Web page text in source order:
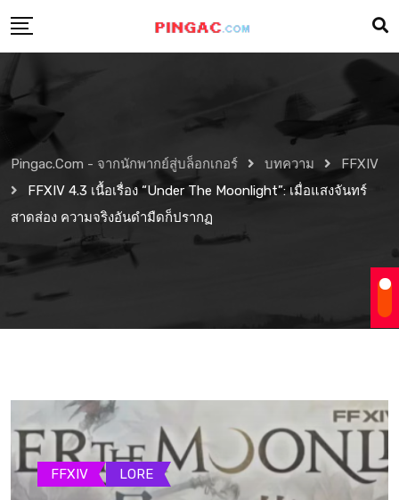
Pingac.com - จากนักพากย์สู่บล็อกเกอร์ บทความ
FFXIV
FFXIV 4.3 เนื้อเรื่อง “Under The Moonlight”: เมื่อแสงจันทร์
สาดส่อง ความจริงอันดำมืดก็ปรากฏ
FFXIV LORE